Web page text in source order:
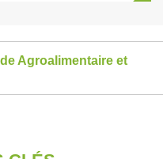
Agroalimentaire et